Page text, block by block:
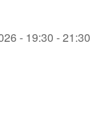
- 19:30 - 21:30